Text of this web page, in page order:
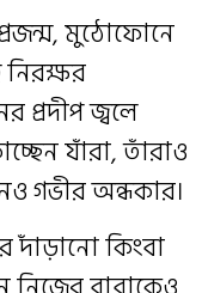
মুঠোফোনে
নিরক্ষর
প্রদীপ জ্বলে
যাঁরা, তাঁরাও
গভীর অন্ধকার।
দাঁড়ানো কিংবা